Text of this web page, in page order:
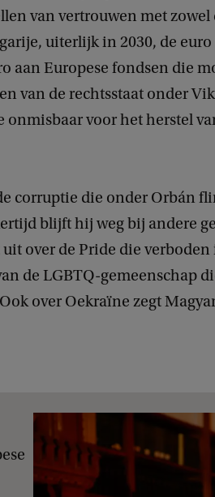
van vertrouwen met zowel
uiterlijk in 2030, de
aan Europese fondsen die
van de rechtsstaat onder
voor het herstel
corruptie die onder Orbán
blijft hij weg bij andere
over de Pride die verboden
de LGBTQ-gemeenschap
over Oekraïne zegt